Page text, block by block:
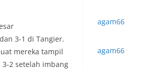
3-1 di Tangier.
mereka tampil
2 setelah imbang
agam66
agam66